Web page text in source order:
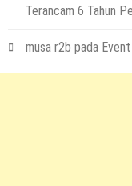
Terancam 6 Tahun
musa r2b pada